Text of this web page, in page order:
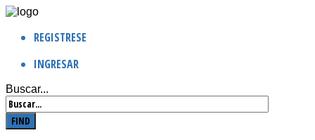
REGISTRESE
INGRESAR
Buscar...